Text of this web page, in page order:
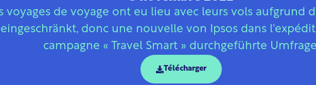
voyages de voyage ont eu lieu avec leurs vols aufgrund
eingeschränkt, donc une nouvelle von Ipsos dans
campagne « Travel Smart » durchgeführte
Télécharger